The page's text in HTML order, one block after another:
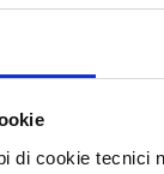
di cookie tecnici